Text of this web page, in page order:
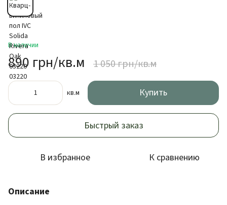
В наличии
890 грн/кв.м 1 050 грн/кв.м
кв.м Купить
Быстрый заказ
В избранное К сравнению
Описание